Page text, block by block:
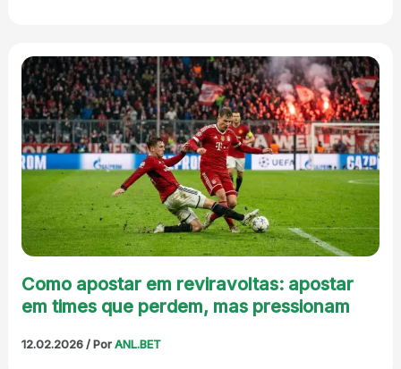
Como apostar em reviravoltas: apostar
em times que perdem, mas pressionam
12.02.2026/ PorANL.BET